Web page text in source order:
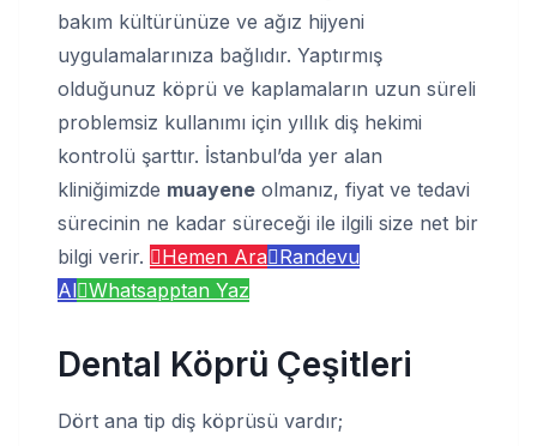
bakım kültürünüze ve ağız hijyeni
uygulamalarınıza bağlıdır. Yaptırmış
olduğunuz köprü ve kaplamaların uzun süreli
problemsiz kullanımı için yıllık diş hekimi
kontrolü şarttır. İstanbul’da yer alan
kliniğimizde muayene olmanız, fiyat ve tedavi
sürecinin ne kadar süreceği ile ilgili size net bir
bilgi verir.
Hemen Ara Randevu
Al Whatsapptan Yaz
Dental Köprü Çeşitleri
Dört ana tip diş köprüsü vardır;